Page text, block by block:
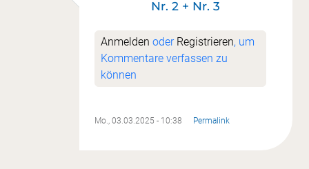
Nr. 2 + Nr. 3
Anmelden oder Registrieren, um
Kommentare verfassen zu
können
Mo., 03.03.2025 - 10:38 Permalink